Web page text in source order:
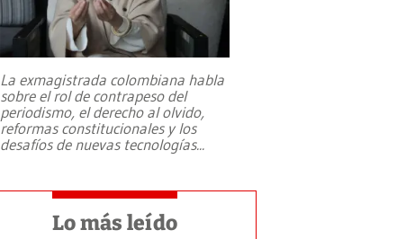
La exmagistrada colombiana habla
sobre el rol de contrapeso del
periodismo, el derecho al olvido,
reformas constitucionales y los
desafíos de nuevas tecnologías...
Lo más leído